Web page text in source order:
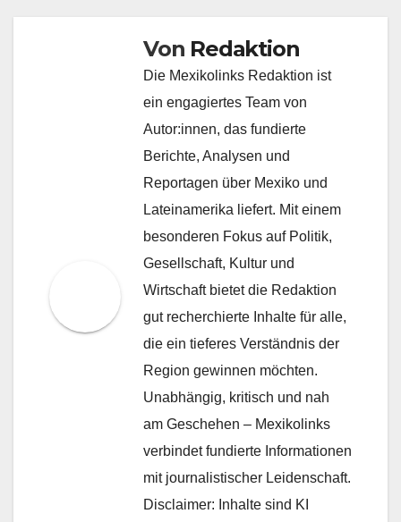
Von Redaktion
Die Mexikolinks Redaktion ist
ein engagiertes Team von
Autor:innen, das fundierte
Berichte, Analysen und
Reportagen über Mexiko und
Lateinamerika liefert. Mit einem
besonderen Fokus auf Politik,
Gesellschaft, Kultur und
Wirtschaft bietet die Redaktion
gut recherchierte Inhalte für alle,
die ein tieferes Verständnis der
Region gewinnen möchten.
Unabhängig, kritisch und nah
am Geschehen – Mexikolinks
verbindet fundierte Informationen
mit journalistischer Leidenschaft.
Disclaimer: Inhalte sind KI